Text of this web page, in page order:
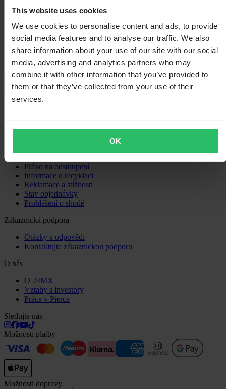
This website uses cookies
We use cookies to personalise content and ads, to provide
social media features and to analyse our traffic. We also
share information about your use of our site with our social
media, advertising and analytics partners who may
combine it with other information that you’ve provided to
them or that they’ve collected from your use of their
services.
OK
0
0
Načítání...
Nákupy
Zásady ochrany osobních údajů
Právo na odstoupení
Informace o recyklaci
Reklamace a stížnosti
Stav objednávky
Prohlášení o shodě
Zákaznická podpora
Otázky a odpovědi
Kontaktujte zákaznickou podporu
O nás
O 24MX
Vztahy s investory
Práce v Pierce
Sledujte nás
Možnosti platby
Možnosti dopravy